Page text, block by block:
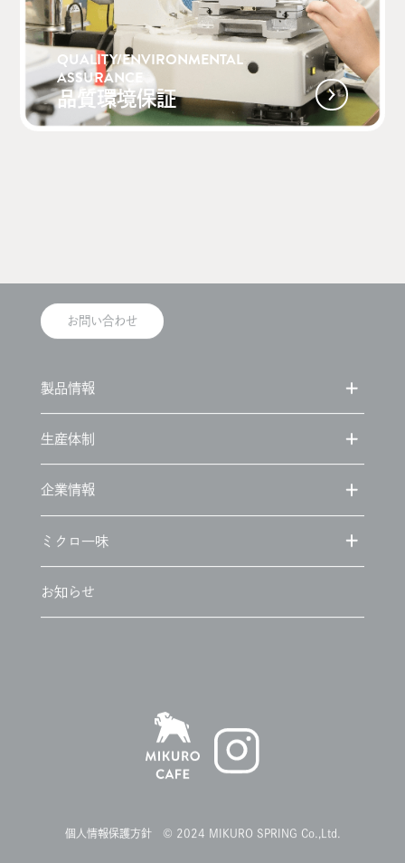
QUALITY/ENVIRONMENTAL
ASSURANCE
品質環境保証
お問い合わせ
製品情報
生産体制
企業情報
ミクロ一味
お知らせ
個人情報保護方針© 2024 MIKURO SPRING Co.,Ltd.